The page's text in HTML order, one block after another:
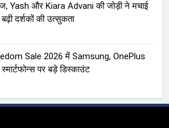
Yash और Kiara Advani की जोड़ी ने मचाई
दर्शकों की उत्सुकता
Sale 2026 में Samsung, OnePlus
पर बड़े डिस्काउंट